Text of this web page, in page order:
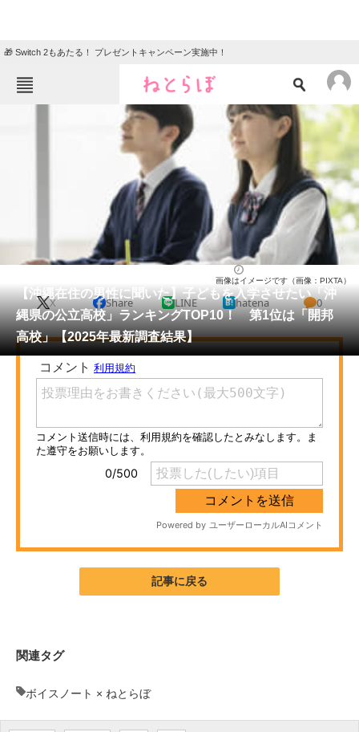
🎁 Switch 2もあたる！ プレゼントキャンペーン実施中！
ニュース
クイズ
地域
教育・育児
リサーチ
会員記事
メディア
注目記事を集めた総合ページ
ITの今と未来を見通す
スマホと通信の最新トレンド
進化するPCとデバイスの未来
AI活用のいまが分かる
【沖縄在住の男性に聞いた】子どもを入学させたい「沖
縄県の公立高校」ランキングTOP10！ 第1位は「開邦
高校」【2025年最新調査結果】
画像はイメージです（画像：PIXTA）
X Share LINE hatena 0
記事に戻る
関連タグ
ボイスノート × ねとらぼ